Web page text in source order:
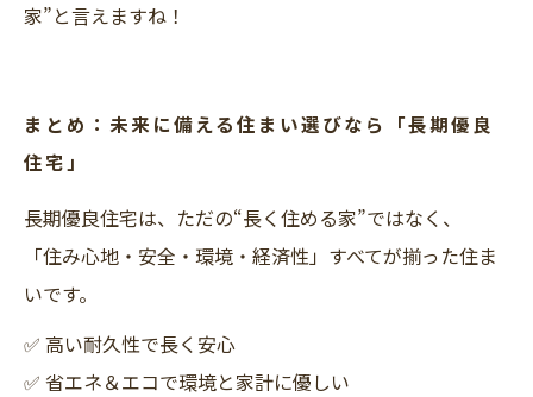
家”と言えますね！
まとめ：未来に備える住まい選びなら「長期優良
住宅」
長期優良住宅は、ただの“長く住める家”ではなく、
「住み心地・安全・環境・経済性」すべてが揃った住ま
いです。
✅ 高い耐久性で長く安心
✅ 省エネ＆エコで環境と家計に優しい